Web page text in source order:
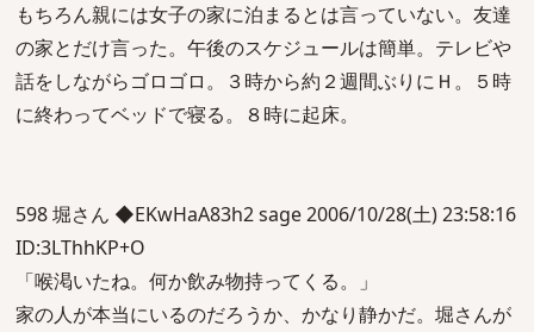
もちろん親には女子の家に泊まるとは言っていない。友達
の家とだけ言った。午後のスケジュールは簡単。テレビや
話をしながらゴロゴロ。３時から約２週間ぶりにＨ。５時
に終わってベッドで寝る。８時に起床。
598 堀さん ◆EKwHaA83h2 sage 2006/10/28(土) 23:58:16
ID:3LThhKP+O
「喉渇いたね。何か飲み物持ってくる。」
家の人が本当にいるのだろうか、かなり静かだ。堀さんが